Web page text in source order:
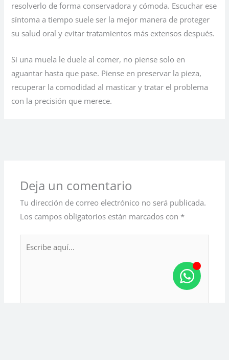
resolverlo de forma conservadora y cómoda. Escuchar ese
síntoma a tiempo suele ser la mejor manera de proteger
su salud oral y evitar tratamientos más extensos después.
Si una muela le duele al comer, no piense solo en
aguantar hasta que pase. Piense en preservar la pieza,
recuperar la comodidad al masticar y tratar el problema
con la precisión que merece.
Deja un comentario
Tu dirección de correo electrónico no será publicada.
Los campos obligatorios están marcados con *